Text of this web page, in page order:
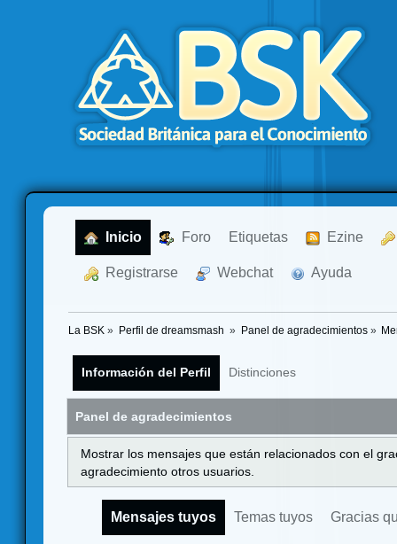
Inicio Foro Etiquetas Ezine
Registrarse Webchat Ayuda
La BSK » Perfil de dreamsmash » Panel de agradecimientos»
Información del Perfil Distinciones
Panel de agradecimientos
Mostrar los mensajes que están relacionados con el
agradecimiento otros usuarios.
Mensajes tuyos Temas tuyos Gracias